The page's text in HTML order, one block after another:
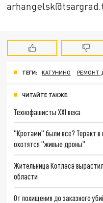
ТЕГИ: КАТУНИНО РЕМОНТ
ЧИТАЙТЕ ТАКЖЕ:
Технофашисты XXI века
"Кротами" были все? Теракт в
охотятся "живые дроны"
Жительница Котласа
области
От похищения до заказного